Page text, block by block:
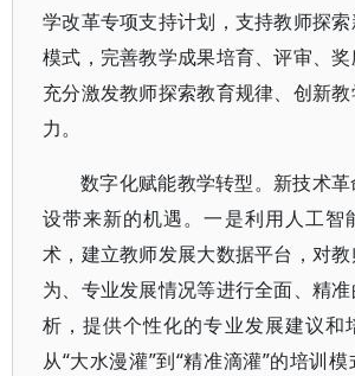
学改革专项支持计划，支持教师探
模式，完善教学成果培育、评审、奖
充分激发教师探索教育规律、创新
力。
数字化赋能教学转型。新技术
设带来新的机遇。一是利用人工智
术，建立教师发展大数据平台，对
为、专业发展情况等进行全面、精
析，提供个性化的专业发展建议和
从“大水漫灌”到“精准滴灌”的培训